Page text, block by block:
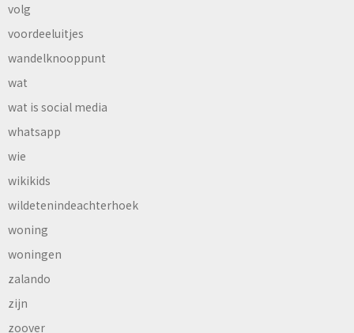
volg
voordeeluitjes
wandelknooppunt
wat
wat is social media
whatsapp
wie
wikikids
wildetenindeachterhoek
woning
woningen
zalando
zijn
zoover